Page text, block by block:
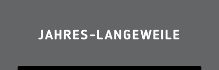
JAHRES-LANGEWEILE